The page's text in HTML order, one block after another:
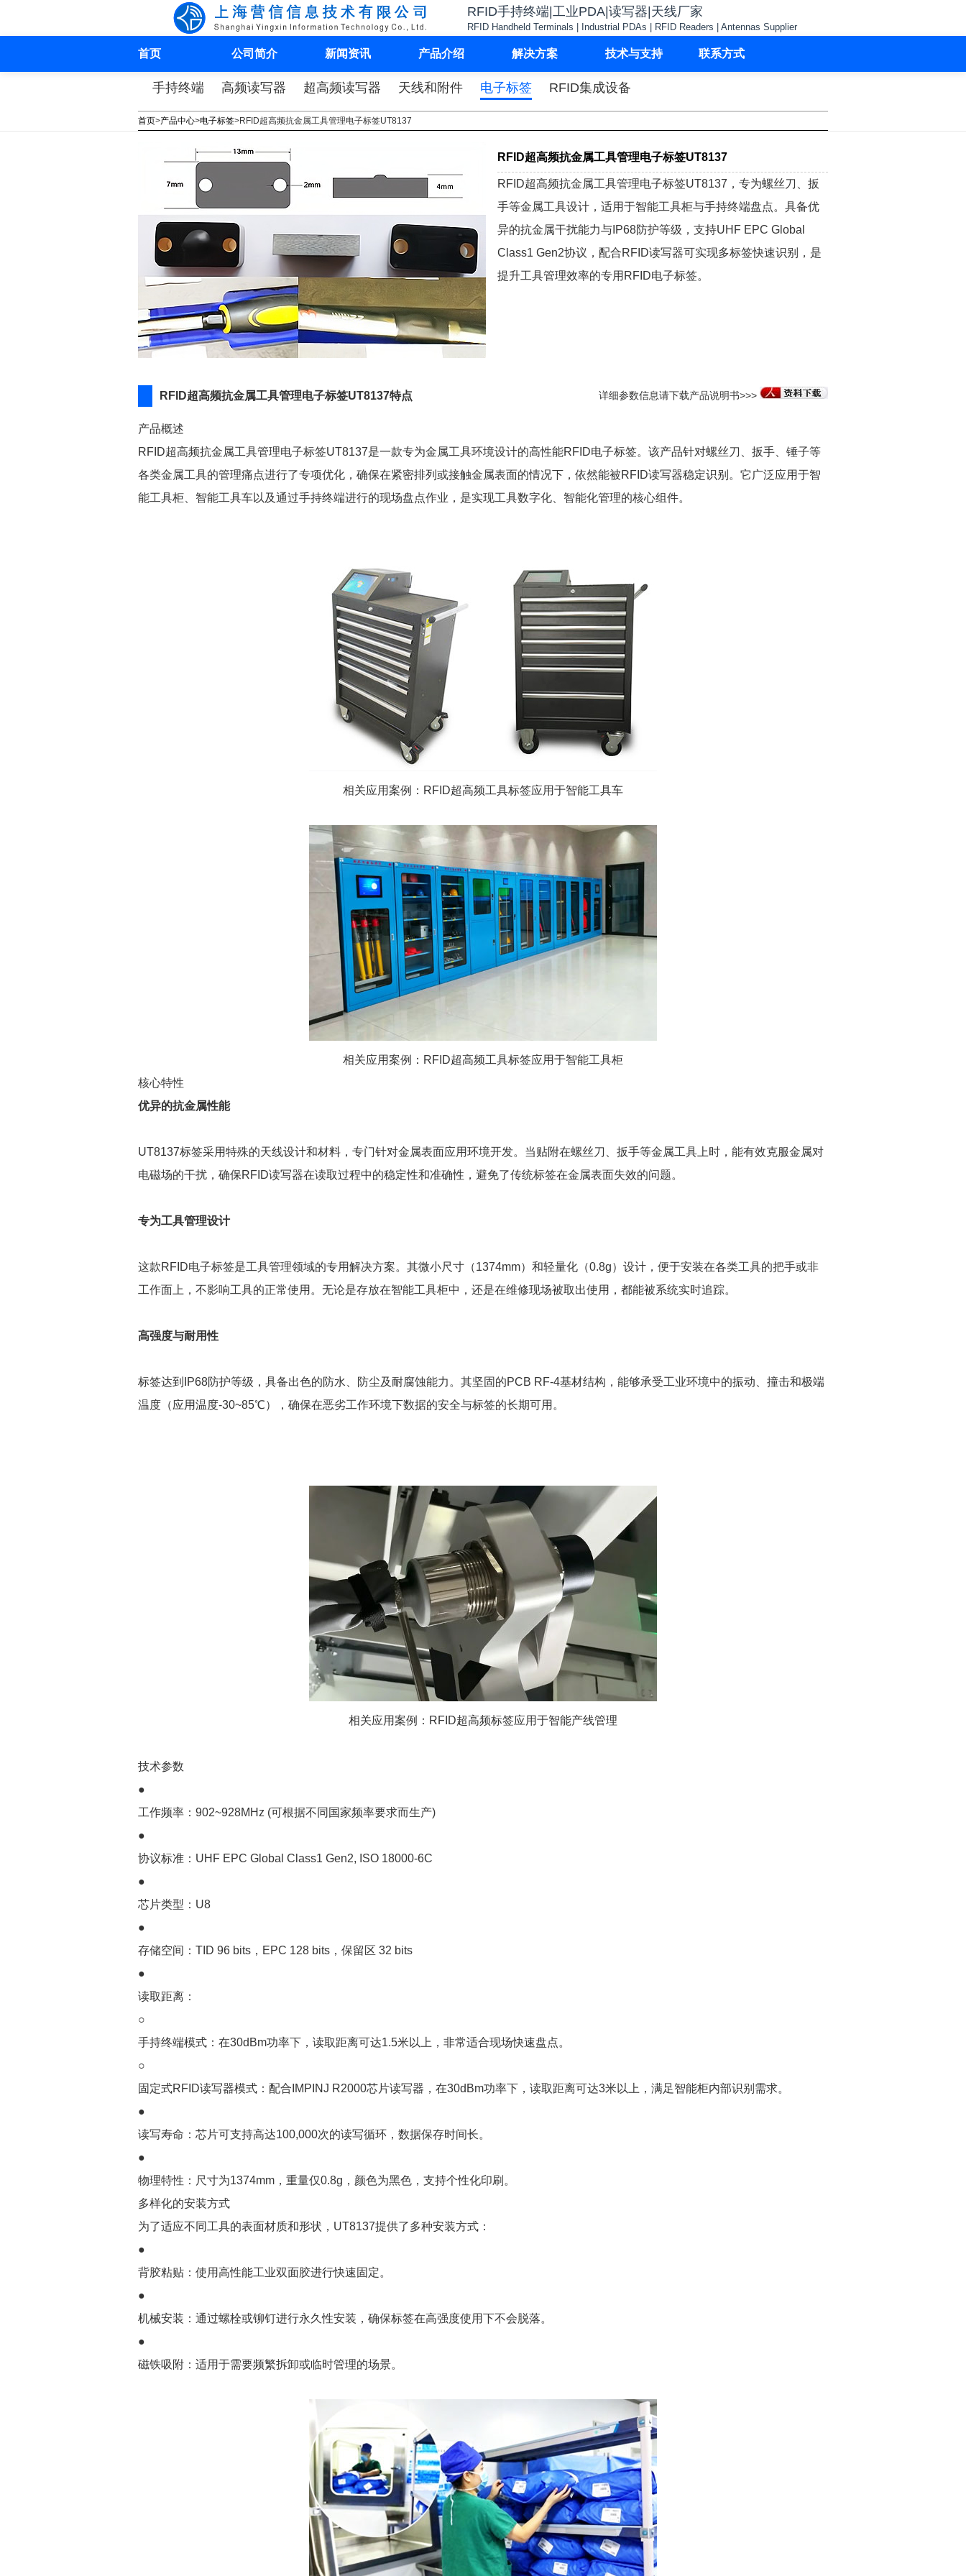
RFID手持终端|工业PDA|读写器|天线厂家
RFID Handheld Terminals | Industrial PDAs | RFID Readers | Antennas Supplier
首页 公司简介 新闻资讯 产品介绍 解决方案 技术与支持 联系方式
手持终端 高频读写器 超高频读写器 天线和附件 电子标签 RFID集成设备
首页>产品中心>电子标签>RFID超高频抗金属工具管理电子标签UT8137
RFID超高频抗金属工具管理电子标签UT8137
RFID超高频抗金属工具管理电子标签UT8137，专为螺丝刀、扳
手等金属工具设计，适用于智能工具柜与手持终端盘点。具备优
异的抗金属干扰能力与IP68防护等级，支持UHF EPC Global
Class1 Gen2协议，配合RFID读写器可实现多标签快速识别，是
提升工具管理效率的专用RFID电子标签。
RFID超高频抗金属工具管理电子标签UT8137特点 详细参数信息请下载产品说明书>>>
产品概述
RFID超高频抗金属工具管理电子标签UT8137是一款专为金属工具环境设计的高性能RFID电子标签。该产品针对螺丝刀、扳手、锤子等
各类金属工具的管理痛点进行了专项优化，确保在紧密排列或接触金属表面的情况下，依然能被RFID读写器稳定识别。它广泛应用于智
能工具柜、智能工具车以及通过手持终端进行的现场盘点作业，是实现工具数字化、智能化管理的核心组件。
相关应用案例：RFID超高频工具标签应用于智能工具车
相关应用案例：RFID超高频工具标签应用于智能工具柜
核心特性
优异的抗金属性能
UT8137标签采用特殊的天线设计和材料，专门针对金属表面应用环境开发。当贴附在螺丝刀、扳手等金属工具上时，能有效克服金属对
电磁场的干扰，确保RFID读写器在读取过程中的稳定性和准确性，避免了传统标签在金属表面失效的问题。
专为工具管理设计
这款RFID电子标签是工具管理领域的专用解决方案。其微小尺寸（1374mm）和轻量化（0.8g）设计，便于安装在各类工具的把手或非
工作面上，不影响工具的正常使用。无论是存放在智能工具柜中，还是在维修现场被取出使用，都能被系统实时追踪。
高强度与耐用性
标签达到IP68防护等级，具备出色的防水、防尘及耐腐蚀能力。其坚固的PCB RF-4基材结构，能够承受工业环境中的振动、撞击和极端
温度（应用温度-30~85℃），确保在恶劣工作环境下数据的安全与标签的长期可用。
相关应用案例：RFID超高频标签应用于智能产线管理
技术参数
●
工作频率：902~928MHz (可根据不同国家频率要求而生产)
●
协议标准：UHF EPC Global Class1 Gen2, ISO 18000-6C
●
芯片类型：U8
●
存储空间：TID 96 bits，EPC 128 bits，保留区 32 bits
●
读取距离：
○
手持终端模式：在30dBm功率下，读取距离可达1.5米以上，非常适合现场快速盘点。
○
固定式RFID读写器模式：配合IMPINJ R2000芯片读写器，在30dBm功率下，读取距离可达3米以上，满足智能柜内部识别需求。
●
读写寿命：芯片可支持高达100,000次的读写循环，数据保存时间长。
●
物理特性：尺寸为1374mm，重量仅0.8g，颜色为黑色，支持个性化印刷。
多样化的安装方式
为了适应不同工具的表面材质和形状，UT8137提供了多种安装方式：
●
背胶粘贴：使用高性能工业双面胶进行快速固定。
●
机械安装：通过螺栓或铆钉进行永久性安装，确保标签在高强度使用下不会脱落。
●
磁铁吸附：适用于需要频繁拆卸或临时管理的场景。